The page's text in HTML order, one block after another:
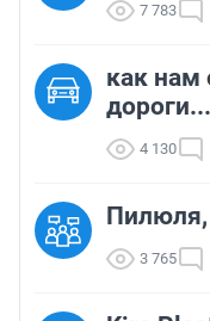
7 783
как нам
дороги...
4 130
3 765